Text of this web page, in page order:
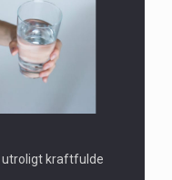
utroligt kraftfulde